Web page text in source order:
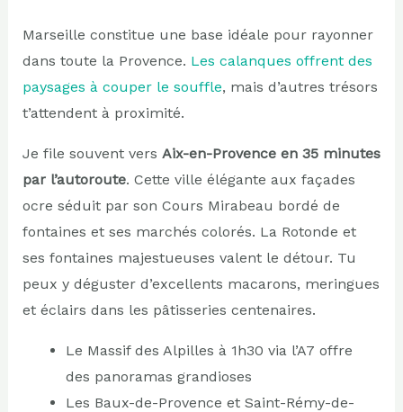
Marseille constitue une base idéale pour rayonner
dans toute la Provence. Les calanques offrent des
paysages à couper le souffle, mais d’autres trésors
t’attendent à proximité.
Je file souvent vers Aix-en-Provence en 35 minutes
par l’autoroute. Cette ville élégante aux façades
ocre séduit par son Cours Mirabeau bordé de
fontaines et ses marchés colorés. La Rotonde et
ses fontaines majestueuses valent le détour. Tu
peux y déguster d’excellents macarons, meringues
et éclairs dans les pâtisseries centenaires.
Le Massif des Alpilles à 1h30 via l’A7 offre
des panoramas grandioses
Les Baux-de-Provence et Saint-Rémy-de-